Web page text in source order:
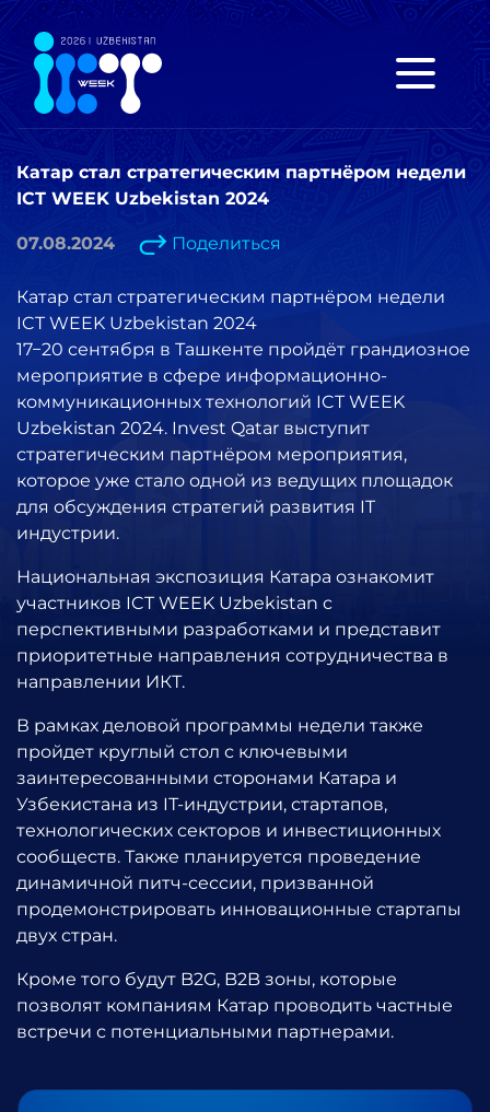
Катар стал стратегическим партнёром недели
ICT WEEK Uzbekistan 2024
07.08.2024 Поделиться
Катар стал стратегическим партнёром недели
ICT WEEK Uzbekistan 2024
17−20 сентября в Ташкенте пройдёт грандиозное
мероприятие в сфере информационно-
коммуникационных технологий ICT WEEK
Uzbekistan 2024. Invest Qatar выступит
стратегическим партнёром мероприятия,
которое уже стало одной из ведущих площадок
для обсуждения стратегий развития IT
индустрии.
Национальная экспозиция Катара ознакомит
участников ICT WEEK Uzbekistan с
перспективными разработками и представит
приоритетные направления сотрудничества в
направлении ИКТ.
В рамках деловой программы недели также
пройдет круглый стол с ключевыми
заинтересованными сторонами Катара и
Узбекистана из IТ-индустрии, стартапов,
технологических секторов и инвестиционных
сообществ. Также планируется проведение
динамичной питч-сессии, призванной
продемонстрировать инновационные стартапы
двух стран.
Кроме того будут B2G, B2B зоны, которые
позволят компаниям Катар проводить частные
встречи с потенциальными партнерами.